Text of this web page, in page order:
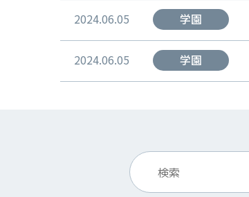
2024.06.05 学園
2024.06.05 学園